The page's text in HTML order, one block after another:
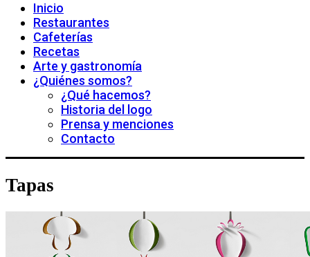
Inicio
Restaurantes
Cafeterías
Recetas
Arte y gastronomía
¿Quiénes somos?
¿Qué hacemos?
Historia del logo
Prensa y menciones
Contacto
Tapas